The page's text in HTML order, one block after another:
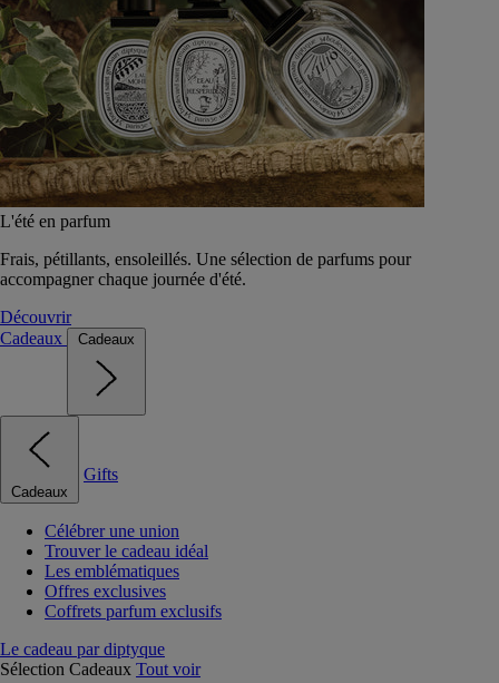
L'été en parfum
Frais, pétillants, ensoleillés. Une sélection de parfums pour
accompagner chaque journée d'été.
Découvrir
Cadeaux
Cadeaux
Cadeaux
Gifts
Célébrer une union
Trouver le cadeau idéal
Les emblématiques
Offres exclusives
Coffrets parfum exclusifs
Le cadeau par diptyque
Sélection Cadeaux Tout voir